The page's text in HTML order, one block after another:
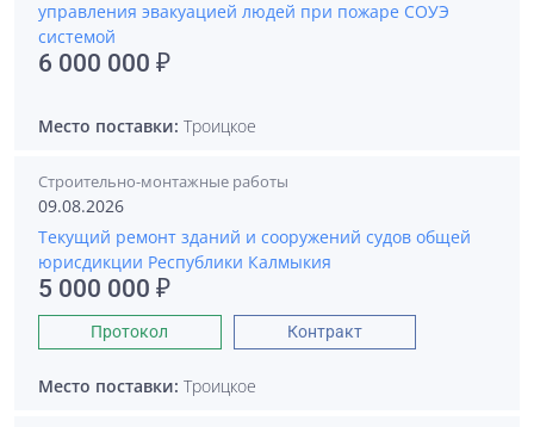
управления эвакуацией людей при пожаре СОУЭ
системой
6 000 000 ₽
Место поставки: Троицкое
Строительно-монтажные работы
09.08.2026
Текущий ремонт зданий и сооружений судов общей
юрисдикции Республики Калмыкия
5 000 000 ₽
Протокол Контракт
Место поставки: Троицкое